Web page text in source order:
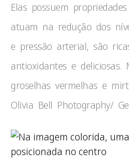
Elas possuem
atuam na redução dos
e pressão arterial, são
antioxidantes e deliciosas.
groselhas vermelhas e
Olivia Bell Photography/